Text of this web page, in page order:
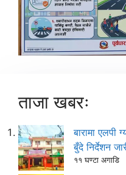
ताजा खबरः
बारामा एलपी
बुँदे निर्देशन
११ घण्टा अगाडि